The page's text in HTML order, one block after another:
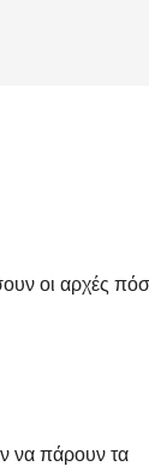
οι αρχές
να πάρουν τα